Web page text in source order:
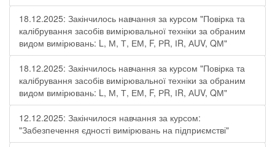
18.12.2025: Закінчилось навчання за курсом "Повірка та
калібрування засобів вимірювальної техніки за обраним
видом вимірювань: L, М, Т, ЕМ, F, РR, ІR, АUV, QМ"
18.12.2025: Закінчилось навчання за курсом "Повірка та
калібрування засобів вимірювальної техніки за обраним
видом вимірювань: L, М, Т, ЕМ, F, РR, ІR, АUV, QМ"
12.12.2025: Закінчилося навчання за курсом:
"Забезпечення єдності вимірювань на підприємстві"